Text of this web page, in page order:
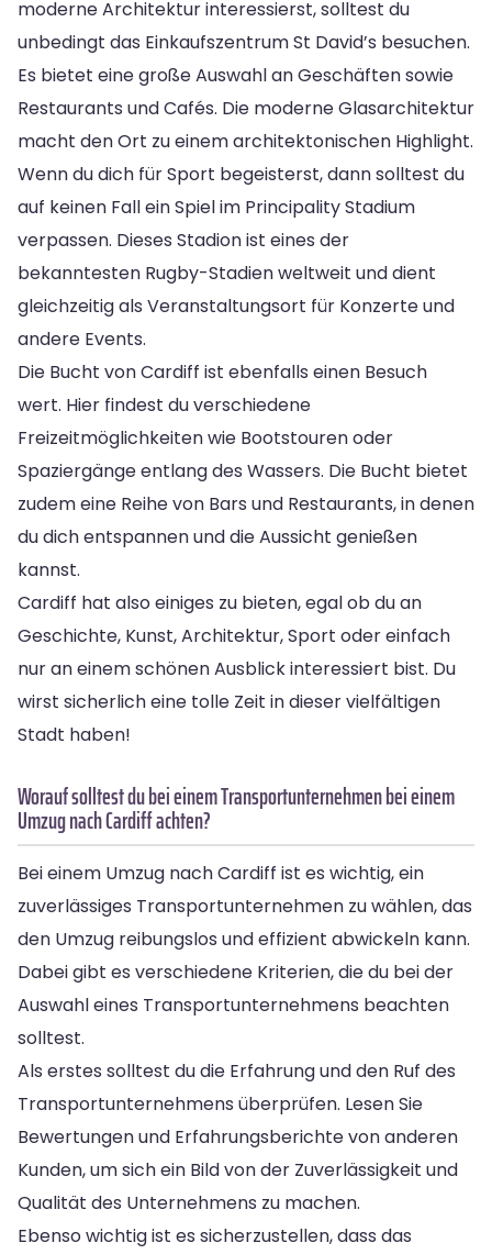
moderne Architektur interessierst, solltest du
unbedingt das Einkaufszentrum St David’s besuchen.
Es bietet eine große Auswahl an Geschäften sowie
Restaurants und Cafés. Die moderne Glasarchitektur
macht den Ort zu einem architektonischen Highlight.
Wenn du dich für Sport begeisterst, dann solltest du
auf keinen Fall ein Spiel im Principality Stadium
verpassen. Dieses Stadion ist eines der
bekanntesten Rugby-Stadien weltweit und dient
gleichzeitig als Veranstaltungsort für Konzerte und
andere Events.
Die Bucht von Cardiff ist ebenfalls einen Besuch
wert. Hier findest du verschiedene
Freizeitmöglichkeiten wie Bootstouren oder
Spaziergänge entlang des Wassers. Die Bucht bietet
zudem eine Reihe von Bars und Restaurants, in denen
du dich entspannen und die Aussicht genießen
kannst.
Cardiff hat also einiges zu bieten, egal ob du an
Geschichte, Kunst, Architektur, Sport oder einfach
nur an einem schönen Ausblick interessiert bist. Du
wirst sicherlich eine tolle Zeit in dieser vielfältigen
Stadt haben!
Worauf solltest du bei einem Transportunternehmen bei einem
Umzug nach Cardiff achten?
Bei einem Umzug nach Cardiff ist es wichtig, ein
zuverlässiges Transportunternehmen zu wählen, das
den Umzug reibungslos und effizient abwickeln kann.
Dabei gibt es verschiedene Kriterien, die du bei der
Auswahl eines Transportunternehmens beachten
solltest.
Als erstes solltest du die Erfahrung und den Ruf des
Transportunternehmens überprüfen. Lesen Sie
Bewertungen und Erfahrungsberichte von anderen
Kunden, um sich ein Bild von der Zuverlässigkeit und
Qualität des Unternehmens zu machen.
Ebenso wichtig ist es sicherzustellen, dass das